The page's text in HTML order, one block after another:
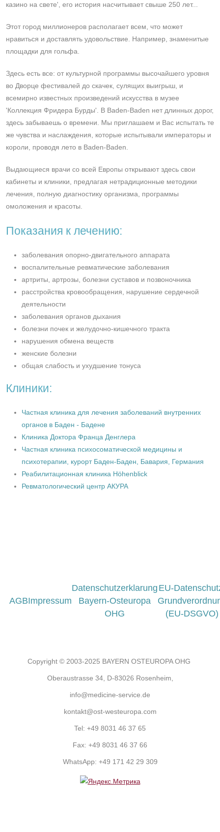
казино на свете', его история насчитывает свыше 250 лет...
Этот город миллионеров располагает всем, что может
нравиться и доставлять удовольствие. Например, знаменитые
площадки для гольфа.
Здесь есть все: от культурной программы высочайшего уровня
во Дворце фестивалей до скачек, сулящих выигрыш, и
всемирно известных произведений искусства в музее
'Коллекция Фридера Бурды'. В Baden-Baden нет длинных дорог,
здесь забываешь о времени. Мы приглашаем и Вас испытать те
же чувства и наслаждения, которые испытывали императоры и
короли, проводя лето в Baden-Baden.
Выдающиеся врачи со всей Европы открывают здесь свои
кабинеты и клиники, предлагая нетрадиционные методики
лечения, полную диагностику организма, программы
омоложения и красоты.
Показания к лечению:
заболевания опорно-двигательного аппарата
воспалительные ревматические заболевания
артриты, артрозы, болезни суставов и позвоночника
расстройства кровообращения, нарушение сердечной
деятельности
заболевания органов дыхания
болезни почек и желудочно-кишечного тракта
нарушения обмена веществ
женские болезни
общая слабость и ухудшение тонуса
Клиники:
Частная клиника для лечения заболеваний внутренних
органов в Баден - Бадене
Клиника Доктора Франца Денглера
Частная клиника психосоматической медицины и
психотерапии, курорт Баден-Баден, Бавария, Германия
Реабилитационная клиника Höhenblick
Ревматологический центр АКУРА
AGBImpressum
Datenschutzerklarung
Bayern-Osteuropa
OHG
EU-
(EU-DSGVO)
Copyright © 2003-2025 BAYERN OSTEUROPA OHG
Oberaustrasse 34, D-83026 Rosenheim,
info@medicine-service.de
kontakt@ost-westeuropa.com
Tel: +49 8031 46 37 65
Fax: +49 8031 46 37 66
WhatsApp: +49 171 42 29 309